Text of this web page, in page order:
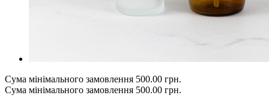
Сума мінімального замовлення 500.00 грн.
Сума мінімального замовлення 500.00 грн.